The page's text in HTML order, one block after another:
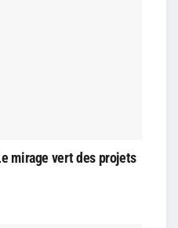
mirage vert des projets